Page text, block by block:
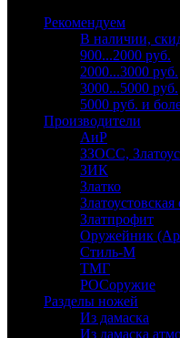
Рекомендуем
В наличии,
900...2000 руб.
2000...3000 руб.
3000...5000 руб.
5000 руб. и
Производители
АиР
ЗЗОСС,
ЗИК
Златко
Златпрофит
Оружейник
Стиль-М
ТМГ
РОСоружие
Разделы ножей
Из дамаска
Из дамаска